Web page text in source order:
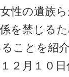
性の遺族
を禁じる
ことを紹
２月１０